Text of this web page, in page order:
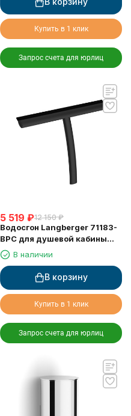
Купить в 1 клик
Запрос счета для юрлиц
5 519 ₽12 150 ₽
Водосгон Langberger 71183-
BPC для душевой кабины
черныйВ наличии
В корзину
Купить в 1 клик
Запрос счета для юрлиц